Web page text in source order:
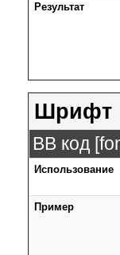
Результат
Шрифт
BB код
Использование
Пример